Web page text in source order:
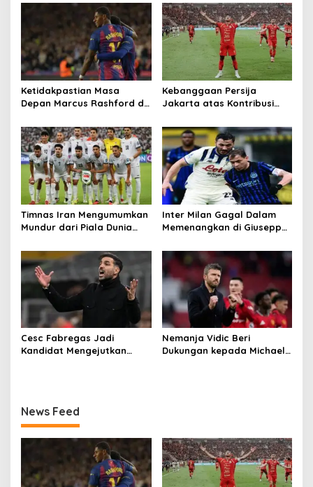
Ketidakpastian Masa
Depan Marcus Rashford di
Kebanggaan Persija
Jakarta atas Kontribusi
Timnas Iran Mengumumkan
Mundur dari Piala Dunia
Inter Milan Gagal Dalam
Memenangkan di Giuseppe
Cesc Fabregas Jadi
Kandidat Mengejutkan
Nemanja Vidic Beri
Dukungan kepada Michael
News Feed